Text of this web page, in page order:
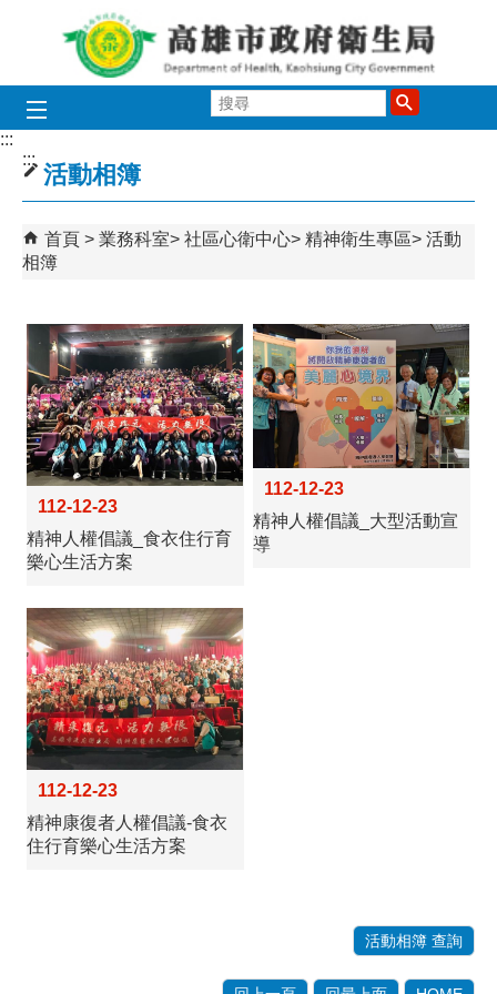
跳到主要內容區塊
尋
:::
:::
活動相簿
首頁 業務科室 社區心衛中心 精神衛生專區
活動
相簿
112-12-23
精神人權倡議_食衣住行育
樂心生活方案
112-12-23
精神人權倡議_大型活動宣
導
112-12-23
精神康復者人權倡議-食衣
住行育樂心生活方案
活動相簿 查詢